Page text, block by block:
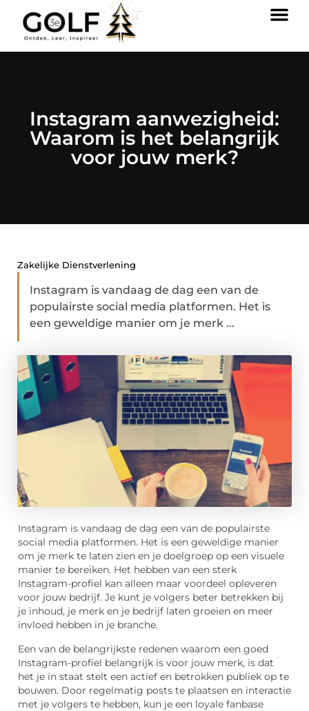
Instagram aanwezigheid:
Waarom is het belangrijk
voor jouw merk?
Zakelijke Dienstverlening
Instagram is vandaag de dag een van de
populairste social media platformen. Het is
een geweldige manier om je merk ...
Instagram is vandaag de dag een van de populairste
social media platformen. Het is een geweldige manier
om je merk te laten zien en je doelgroep op een visuele
manier te bereiken. Het hebben van een sterk
Instagram-profiel kan alleen maar voordeel opleveren
voor jouw bedrijf. Je kunt je volgers beter betrekken bij
je inhoud, je merk en je bedrijf laten groeien en meer
invloed hebben in je branche.
Een van de belangrijkste redenen waarom een goed
Instagram-profiel belangrijk is voor jouw merk, is dat
het je in staat stelt een actief en betrokken publiek op te
bouwen. Door regelmatig posts te plaatsen en interactie
met je volgers te hebben, kun je een loyale fanbase